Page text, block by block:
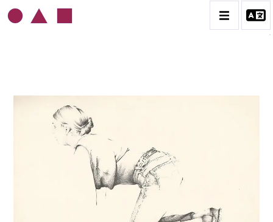
ROLAND DELCOL
BIOGRAPHIE
CATALOGUE DES OEUVRES
CONTACT